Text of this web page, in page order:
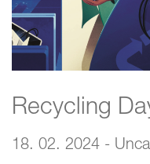
Recycling
18. 02. 2024 -